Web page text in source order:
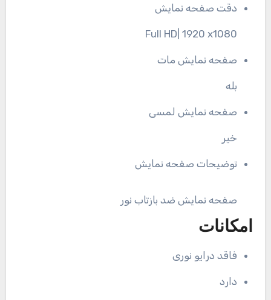
دقت صفحه نمایش
Full HD| 1920 x1080
صفحه نمایش مات
بله
صفحه نمایش لمسی
خیر
توضیحات صفحه نمایش
صفحه نمایش ضد بازتاب نور
امکانات
فاقد درایو نوری
دارد